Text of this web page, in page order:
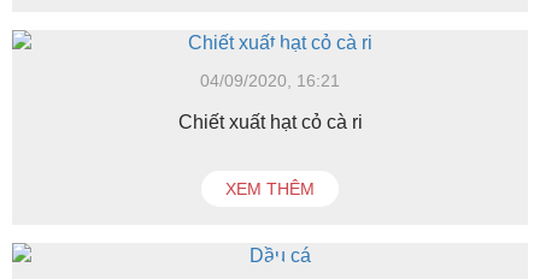
04/09/2020, 16:21
Chiết xuất hạt cỏ cà ri
XEM THÊM